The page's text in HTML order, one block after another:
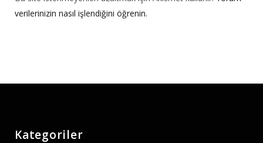
verilerinizin nasıl işlendiğini öğrenin.
Kategoriler